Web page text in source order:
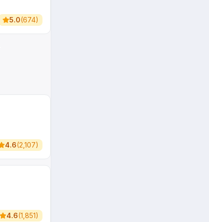
5.0(674)
4.6(2,107)
4.6(1,851)